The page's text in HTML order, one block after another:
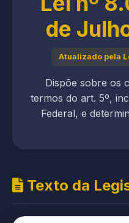
de
Atualizado pela
Dispõe sobre os
termos do art. 5º,
Federal, e
Texto da